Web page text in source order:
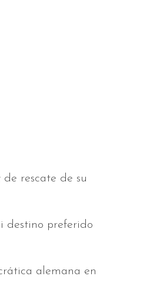
rescate de su
destino preferido
alemana en